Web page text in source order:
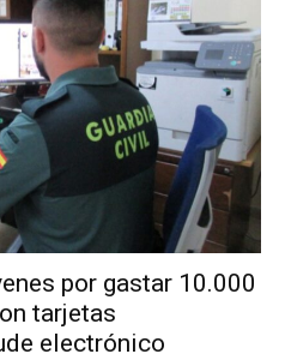
por gastar 10.000
tarjetas
electrónico